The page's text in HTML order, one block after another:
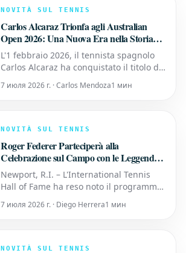
scarpe da tennis della serie SOLUTION
NOVITÀ SUL TENNIS
Carlos Alcaraz Trionfa agli Australian
Open 2026: Una Nuova Era nella Storia
del Tennis
L'1 febbraio 2026, il tennista spagnolo
Carlos Alcaraz ha conquistato il titolo di
singolare maschile agli Australian Open,
superando Novak Djokovic in una finale
Melbourne, Alcaraz ha raggiunto un
7 июля 2026 г. · Carlos Mendoza1 мин
NOVITÀ SUL TENNIS
Roger Federer Parteciperà alla
Celebrazione sul Campo con le Leggende
del Tennis durante il Weekend di Induzione
della Classe 2026
Newport, R.I. – L'International Tennis
Hall of Fame ha reso noto il programma
per la Celebrazione dell'Induzione del
2026, che si svolgerà dal 27 al 29 agosto.
Giocatori, mentre l'acclamata
7 июля 2026 г. · Diego Herrera1 мин
NOVITÀ SUL TENNIS